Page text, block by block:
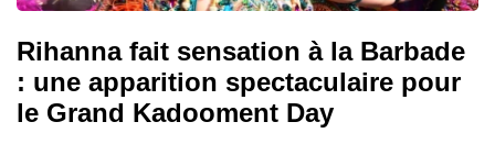
Rihanna fait sensation à la Barbade
: une apparition spectaculaire pour
le Grand Kadooment Day